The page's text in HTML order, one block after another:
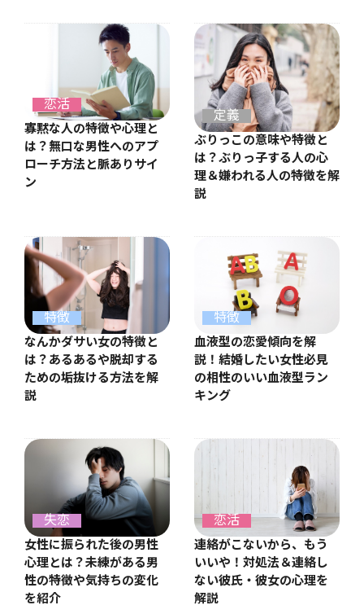
恋活
寡黙な人の特徴や心理と
は？無口な男性へのアプ
ローチ方法と脈ありサイ
ン
定義
ぶりっこの意味や特徴と
は？ぶりっ子する人の心
理＆嫌われる人の特徴を解
説
特徴
なんかダサい女の特徴と
は？あるあるや脱却する
ための垢抜ける方法を解
説
特徴
血液型の恋愛傾向を解
説！結婚したい女性必見
の相性のいい血液型ラン
キング
失恋
女性に振られた後の男性
心理とは？未練がある男
性の特徴や気持ちの変化
を紹介
恋活
連絡がこないから、もう
いいや！対処法＆連絡し
ない彼氏・彼女の心理を
解説